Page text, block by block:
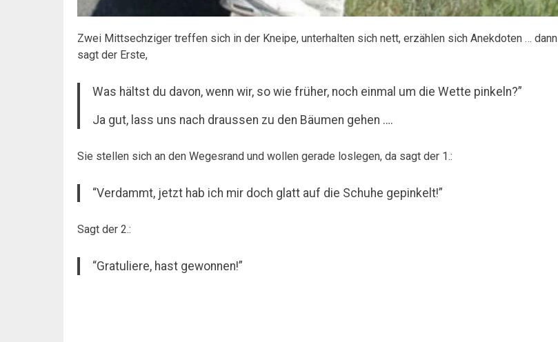
Zwei Mittsechziger treffen sich in der Kneipe, unterhalten sich nett, erzählen sich Anekdoten … dann
sagt der Erste,
Was hältst du davon, wenn wir, so wie früher, noch einmal um die Wette pinkeln?”
Ja gut, lass uns nach draussen zu den Bäumen gehen ….
Sie stellen sich an den Wegesrand und wollen gerade loslegen, da sagt der 1.:
“Verdammt, jetzt hab ich mir doch glatt auf die Schuhe gepinkelt!”
Sagt der 2.:
“Gratuliere, hast gewonnen!”